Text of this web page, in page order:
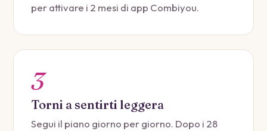
per attivare i 2 mesi di app Combiyou.
3
Torni a sentirti leggera
Segui il piano giorno per giorno. Dopo i 28